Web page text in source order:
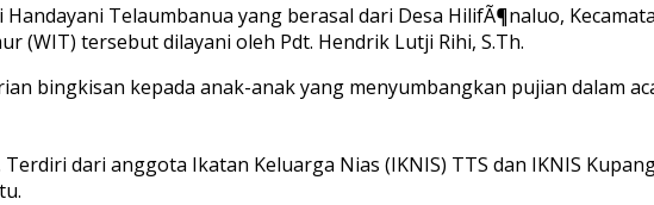
Handayani Telaumbanua yang berasal dari Desa HilifÃ¶naluo,
(WIT) tersebut dilayani oleh Pdt. Hendrik Lutji Rihi, S.Th.
bingkisan kepada anak-anak yang menyumbangkan pujian dalam
dari anggota Ikatan Keluarga Nias (IKNIS) TTS dan IKNIS